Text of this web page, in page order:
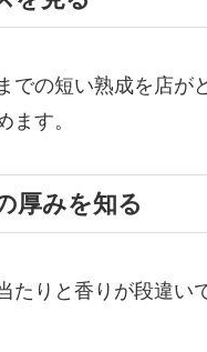
での短い熟成を店が
ます。
厚みを知る
りと香りが段違い